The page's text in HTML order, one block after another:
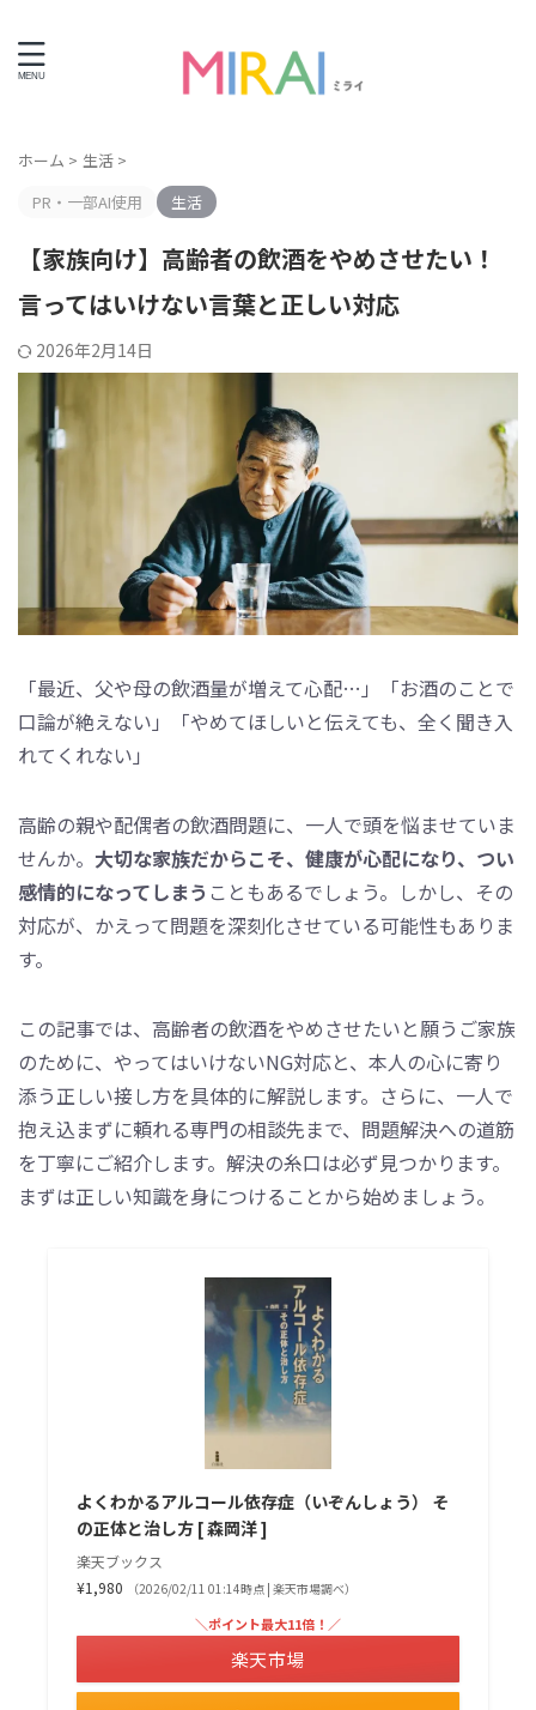
ホーム > 生活 >
PR・一部AI使用
生活
【家族向け】高齢者の飲酒をやめさせたい！
言ってはいけない言葉と正しい対応
2026年2月14日
「最近、父や母の飲酒量が増えて心配…」「お酒のことで
口論が絶えない」「やめてほしいと伝えても、全く聞き入
れてくれない」
高齢の親や配偶者の飲酒問題に、一人で頭を悩ませていま
せんか。 大切な家族だからこそ、健康が心配になり、つい
感情的になってしまう こともあるでしょう。しかし、その
対応が、かえって問題を深刻化させている可能性もありま
す。
この記事では、高齢者の飲酒をやめさせたいと願うご家族
のために、やってはいけないNG対応と、本人の心に寄り
添う正しい接し方を具体的に解説します。さらに、一人で
抱え込まずに頼れる専門の相談先まで、問題解決への道筋
を丁寧にご紹介します。解決の糸口は必ず見つかります。
まずは正しい知識を身につけることから始めましょう。
よくわかるアルコール依存症（いぞんしょう） そ
の正体と治し方 [ 森岡洋 ]
楽天ブックス
¥1,980
（2026/02/11 01:14時点 | 楽天市場調べ）
＼ポイント最大11倍！／
楽天市場